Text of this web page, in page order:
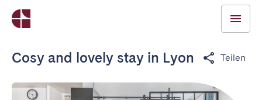
Cosy and lovely stay in Lyon Teilen